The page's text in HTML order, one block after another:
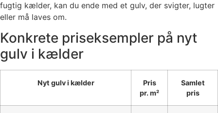
fugtig kælder, kan du ende med et gulv, der svigter, lugter
eller må laves om.
Konkrete priseksempler på nyt
gulv i kælder
Nyt gulv i kælder
Pris
pr. m²
Samlet
pris